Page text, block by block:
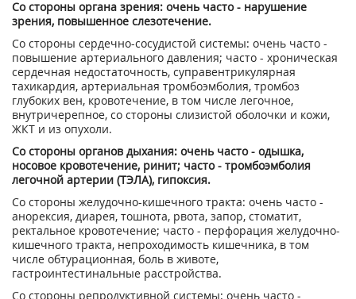
Со стороны органа зрения: очень часто - нарушение
зрения, повышенное слезотече­ние.
Со стороны сердечно-сосудистой системы: очень часто -
повышение артериального дав­ления; часто - хроническая
сердечная недо­статочность, суправентрикулярная
тахикар­дия, артериальная тромбоэмболия, тромбоз
глубоких вен, кровотечение, в том числе ле­гочное,
внутричерепное, со стороны слизи­стой оболочки и кожи,
ЖКТ и из опухоли.
Со стороны органов дыхания: очень часто - одышка,
носовое кровотечение, ринит; часто - тромбоэмболия
легочной артерии (ТЭЛА), гипоксия.
Со стороны желудочно-кишечного тракта: очень часто -
анорексия, диарея, тошнота, рвота, запор, стоматит,
ректальное кровоте­чение; часто - перфорация желудочно-
кишечного тракта, непроходимость кишеч­ника, в том
числе обтурационная, боль в жи­воте,
гастроинтестинальные расстройства.
Со стороны репродуктивной системы: очень часто -